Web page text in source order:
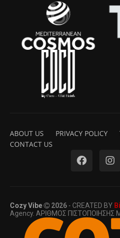
ABOUT US PRIVACY POLICY
CONTACT US
Cozy Vibe 2026 - CREATED BY
Agency. ΑΡΙΘΜΟΣ ΠΙΣΤΟΠΟΙΗΣΗΣ